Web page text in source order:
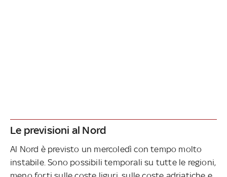
Le previsioni al Nord
Al Nord è previsto un mercoledì con tempo molto
instabile. Sono possibili temporali su tutte le regioni,